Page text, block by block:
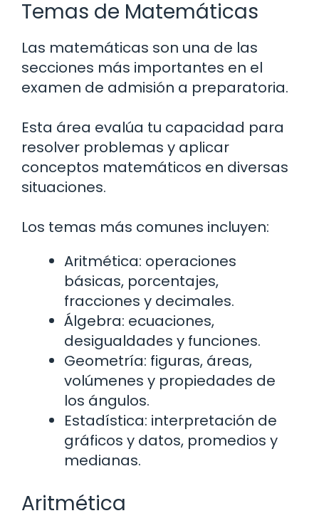
Temas de Matemáticas
Las matemáticas son una de las
secciones más importantes en el
examen de admisión a preparatoria.
Esta área evalúa tu capacidad para
resolver problemas y aplicar
conceptos matemáticos en diversas
situaciones.
Los temas más comunes incluyen:
Aritmética: operaciones
básicas, porcentajes,
fracciones y decimales.
Álgebra: ecuaciones,
desigualdades y funciones.
Geometría: figuras, áreas,
volúmenes y propiedades de
los ángulos.
Estadística: interpretación de
gráficos y datos, promedios y
medianas.
Aritmética